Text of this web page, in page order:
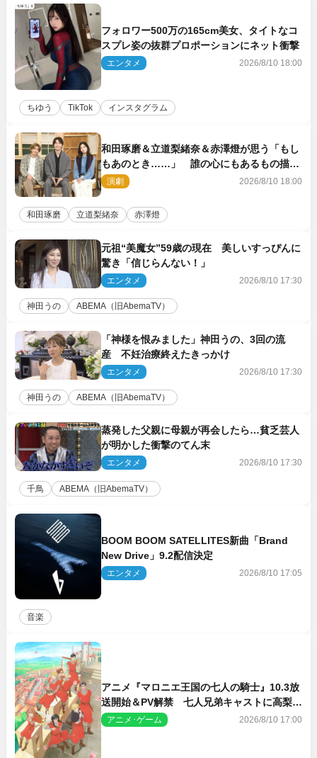
フォロワー500万の165cm美女、タイトなコ
スプレ姿の抜群プロポーションにネット衝撃
エンタメ 2026/8/10 18:00
ちゆう TikTok インスタグラム
和田琢磨＆立道梨緒奈＆赤澤燈が思う「もし
もあのとき……」 誰の心にもあるもの描く
舞台『回転する夜』に込める思い
演劇 2026/8/10 18:00
和田琢磨 立道梨緒奈 赤澤燈
元祖“美魔女”59歳の現在 美しいすっぴんに
驚き「信じらんない！」
エンタメ 2026/8/10 17:30
神田うの ABEMA（旧AbemaTV）
「神様を恨みました」神田うの、3回の流
産 不妊治療終えたきっかけ
エンタメ 2026/8/10 17:30
神田うの ABEMA（旧AbemaTV）
蒸発した父親に母親が再会したら…貧乏芸人
が明かした衝撃のてん末
エンタメ 2026/8/10 17:30
千鳥 ABEMA（旧AbemaTV）
BOOM BOOM SATELLITES新曲「Brand
New Drive」9.2配信決定
エンタメ 2026/8/10 17:05
音楽
アニメ『マロニエ王国の七人の騎士』10.3放
送開始＆PV解禁 七人兄弟キャストに高梨謙
吾、川島零士ら
アニメ･ゲーム 2026/8/10 17:00